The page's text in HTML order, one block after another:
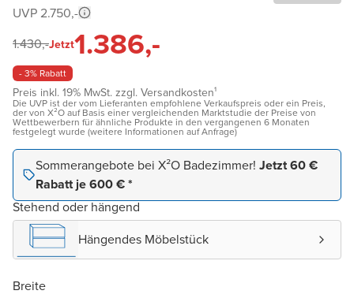
UVP 2.750,-
1.430,-Jetzt1.386,-
- 3% Rabatt
Preis inkl. 19% MwSt. zzgl. Versandkosten¹
Die UVP ist der vom Lieferanten empfohlene Verkaufspreis oder ein Preis,
der von X²O auf Basis einer vergleichenden Marktstudie der Preise von
Wettbewerbern für ähnliche Produkte in den vergangenen 6 Monaten
festgelegt wurde (weitere Informationen auf Anfrage)
Sommerangebote bei X²O Badezimmer! Jetzt 60 €
Rabatt je 600 € *
Stehend oder hängend
Hängendes Möbelstück
Breite